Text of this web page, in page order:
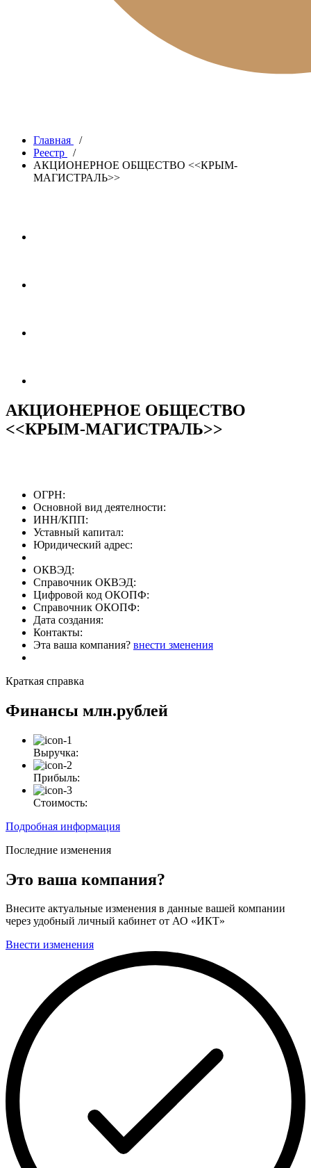
Главная
/
Реестр
/
АКЦИОНЕРНОЕ ОБЩЕСТВО <<КРЫМ-
МАГИСТРАЛЬ>>
АКЦИОНЕРНОЕ ОБЩЕСТВО
<<КРЫМ-МАГИСТРАЛЬ>>
ОГРН:
Основной вид деятелности:
ИНН/КПП:
Уставный капитал:
Юридический адрес:
ОКВЭД:
Справочник ОКВЭД:
Цифровой код ОКОПФ:
Справочник ОКОПФ:
Дата создания:
Контакты:
Эта ваша компания? внести зменения
Краткая справка
Финансы млн.рублей
Выручка:
Прибыль:
Стоимость:
Подробная информация
Последние изменения
Это ваша компания?
Внесите актуальные изменения в данные вашей компании
через удобный личный кабинет от АО «ИКТ»
Внести изменения